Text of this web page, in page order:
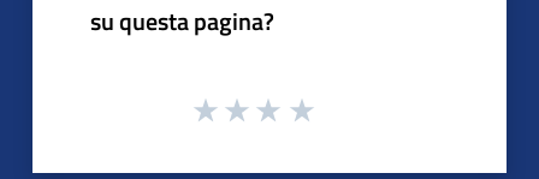
su questa pagina?